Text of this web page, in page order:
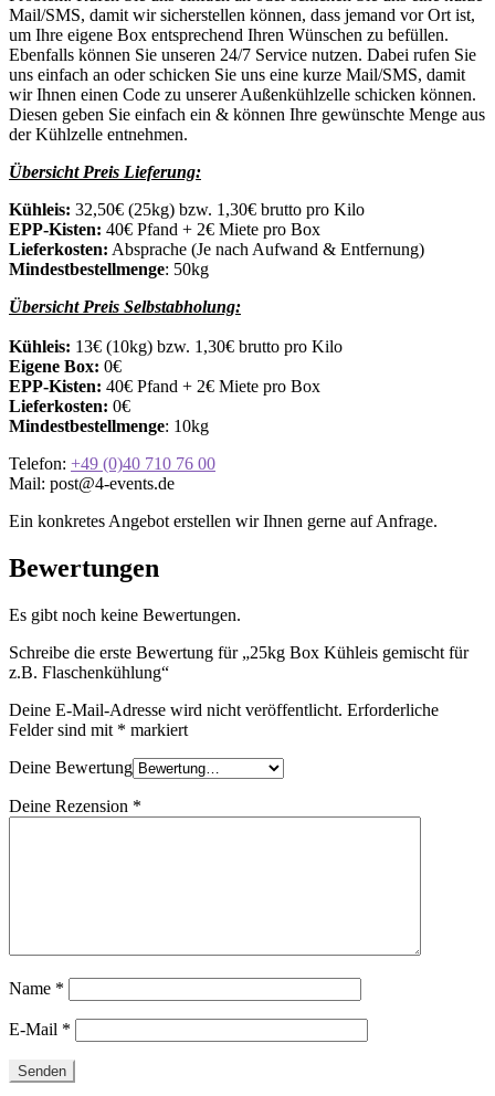
Mail/SMS, damit wir sicherstellen können, dass jemand vor Ort ist,
um Ihre eigene Box entsprechend Ihren Wünschen zu befüllen.
Ebenfalls können Sie unseren 24/7 Service nutzen. Dabei rufen Sie
uns einfach an oder schicken Sie uns eine kurze Mail/SMS, damit
wir Ihnen einen Code zu unserer Außenkühlzelle schicken können.
Diesen geben Sie einfach ein & können Ihre gewünschte Menge aus
der Kühlzelle entnehmen.
Übersicht Preis Lieferung:
Kühleis: 32,50€ (25kg) bzw. 1,30€ brutto pro Kilo
EPP-Kisten: 40€ Pfand + 2€ Miete pro Box
Lieferkosten: Absprache (Je nach Aufwand & Entfernung)
Mindestbestellmenge: 50kg
Übersicht Preis Selbstabholung:
Kühleis: 13€ (10kg) bzw. 1,30€ brutto pro Kilo
Eigene Box: 0€
EPP-Kisten: 40€ Pfand + 2€ Miete pro Box
Lieferkosten: 0€
Mindestbestellmenge: 10kg
Telefon: +49 (0)40 710 76 00
Mail: post@4-events.de
Ein konkretes Angebot erstellen wir Ihnen gerne auf Anfrage.
Bewertungen
Es gibt noch keine Bewertungen.
Schreibe die erste Bewertung für „25kg Box Kühleis gemischt für
z.B. Flaschenkühlung“
Deine E-Mail-Adresse wird nicht veröffentlicht. Erforderliche
Felder sind mit * markiert
Deine Bewertung
Deine Rezension *
Name *
E-Mail *